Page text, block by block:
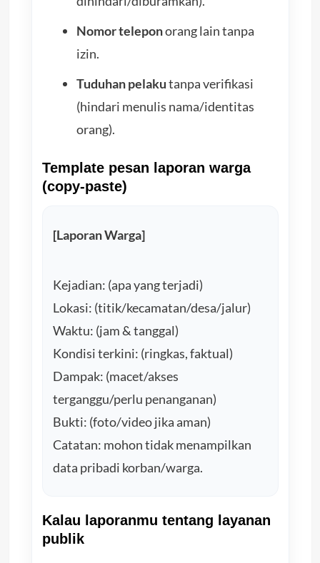
Nomor teleponorang lain tanpa
izin.
Tuduhan pelakutanpa verifikasi
(hindari menulis nama/identitas
orang).
Template pesan laporan warga
(copy-paste)
[Laporan Warga]
Kejadian: (apa yang terjadi)
Lokasi: (titik/kecamatan/desa/jalur)
Waktu: (jam & tanggal)
Kondisi terkini: (ringkas, faktual)
Dampak: (macet/akses
terganggu/perlu penanganan)
Bukti: (foto/video jika aman)
Catatan: mohon tidak menampilkan
data pribadi korban/warga.
Kalau laporanmu tentang layanan
publik